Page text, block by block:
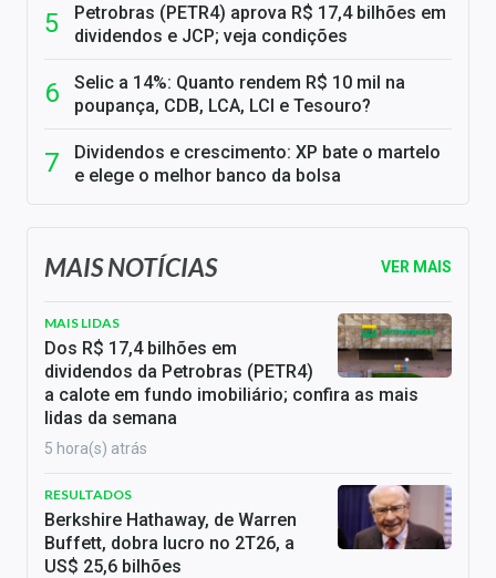
Petrobras (PETR4) aprova R$ 17,4 bilhões em
dividendos e JCP; veja condições
Selic a 14%: Quanto rendem R$ 10 mil na
poupança, CDB, LCA, LCI e Tesouro?
Dividendos e crescimento: XP bate o martelo
e elege o melhor banco da bolsa
MAIS NOTÍCIAS VER MAIS
MAIS LIDAS
Dos R$ 17,4 bilhões em
dividendos da Petrobras (PETR4)
a calote em fundo imobiliário; confira as mais
lidas da semana
5 hora(s) atrás
RESULTADOS
Berkshire Hathaway, de Warren
Buffett, dobra lucro no 2T26, a
US$ 25,6 bilhões